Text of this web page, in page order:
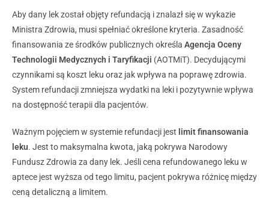
Aby dany lek został objęty refundacją i znalazł się w wykazie
Ministra Zdrowia, musi spełniać określone kryteria. Zasadność
finansowania ze środków publicznych określa Agencja Oceny
Technologii Medycznych i Taryfikacji (AOTMiT). Decydującymi
czynnikami są koszt leku oraz jak wpływa na poprawę zdrowia.
System refundacji zmniejsza wydatki na leki i pozytywnie wpływa
na dostępność terapii dla pacjentów.
Ważnym pojęciem w systemie refundacji jest limit finansowania
leku. Jest to maksymalna kwota, jaką pokrywa Narodowy
Fundusz Zdrowia za dany lek. Jeśli cena refundowanego leku w
aptece jest wyższa od tego limitu, pacjent pokrywa różnicę między
ceną detaliczną a limitem.